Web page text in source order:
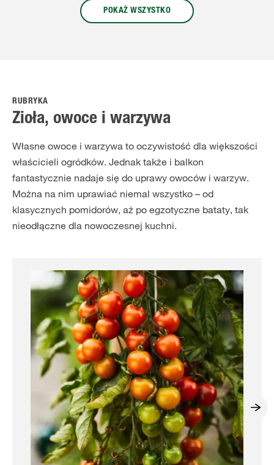
POKAŻ WSZYSTKO
RUBRYKA
Zioła, owoce i warzywa
Własne owoce i warzywa to oczywistość dla większości
właścicieli ogródków. Jednak także i balkon
fantastycznie nadaje się do uprawy owoców i warzyw.
Można na nim uprawiać niemal wszystko – od
klasycznych pomidorów, aż po egzotyczne bataty, tak
nieodłączne dla nowoczesnej kuchni.